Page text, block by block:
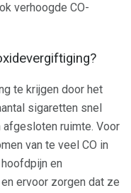
verhoogde CO-
te krijgen door het
sigaretten snel
ruimte. Voor
van te veel CO in
en
ervoor zorgen dat ze